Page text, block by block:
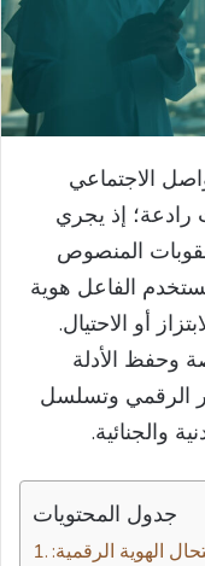
الاجتماعي
رادعة؛ إذ يجري
المنصوص
الفاعل هوية
أو الاحتيال.
وحفظ الأدلة
الرقمي وتسلسل
والجنائية.
جدول المحتويات
الهوية الرقمية: